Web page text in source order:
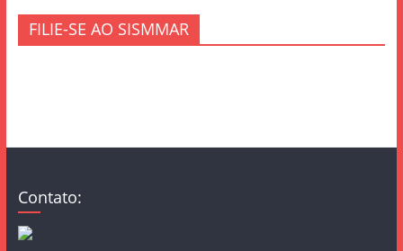
FILIE-SE AO SISMMAR
Contato: